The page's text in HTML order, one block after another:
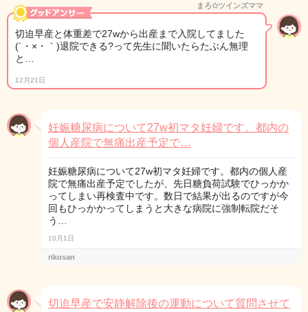
まろ✩ツインズママ
切迫早産と体重差で27wから出産まで入院してました
(´・×・｀)退院できる?って先生に聞いたらたぶん無理
と…
12月21日
妊娠糖尿病について27w初マタ妊婦です。都内の
個人産院で無痛出産予定で…
妊娠糖尿病について27w初マタ妊婦です。都内の個人産
院で無痛出産予定でしたが、先日糖負荷試験でひっかか
ってしまい再検査中です。数日で結果が出るのですが今
回もひっかかってしまうと大きな病院に強制転院だそ
う…
10月1日
rikosan
切迫早産で安静解除後の運動について質問させて